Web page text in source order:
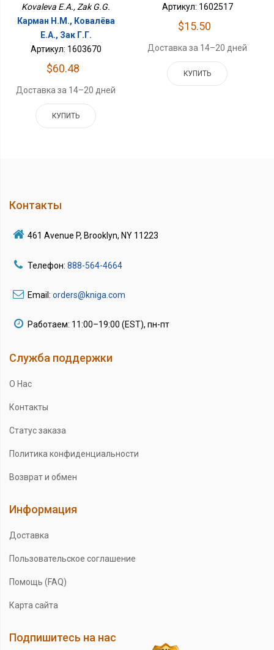
Kovaleva E.A., Zak G.G.
Карман Н.М., Ковалёва
Е.А., Зак Г.Г.
Артикул: 1603670
$60.48
Доставка за 14–20 дней
КУПИТЬ
Артикул: 1602517
$15.50
Доставка за 14–20 дней
КУПИТЬ
Контакты
461 Avenue P, Brooklyn, NY 11223
Телефон: 888-564-4664
Email: orders@kniga.com
Работаем: 11:00–19:00 (EST), пн-пт
Служба поддержки
О Нас
Контакты
Статус заказа
Политика конфиденциальности
Возврат и обмен
Информация
Доставка
Пользовательское соглашение
Помощь (FAQ)
Карта сайта
Подпишитесь на нас